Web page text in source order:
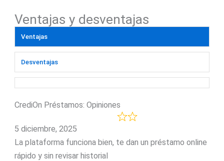
Ventajas y desventajas
Ventajas
Desventajas
CrediOn Préstamos: Opiniones
5 diciembre, 2025
La plataforma funciona bien, te dan un préstamo online
rápido y sin revisar historial